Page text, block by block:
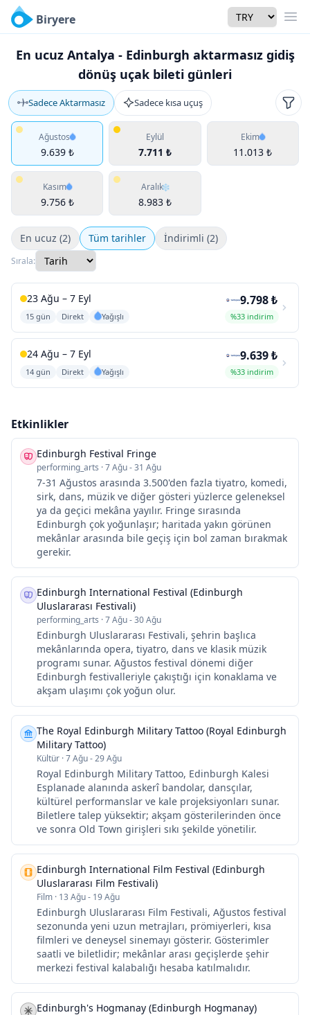
Biryere Currency
En ucuz Antalya - Edinburgh aktarmasız gidiş
dönüş uçak bileti günleri
Sadece Aktarmasız Sadece kısa uçuş
Ağustos
9.639 ₺
Eylül
7.711 ₺
Ekim
11.013 ₺
Kasım
9.756 ₺
Aralık
8.983 ₺
En ucuz (2) Tüm tarihler İndirimli (2)
Sırala:
23 Ağu – 7 Eyl
15 gün Direkt Yağışlı
9.798 ₺
%33 indirim
24 Ağu – 7 Eyl
14 gün Direkt Yağışlı
9.639 ₺
%33 indirim
Etkinlikler
Edinburgh Festival Fringe
performing_arts ·7 Ağu - 31 Ağu
7-31 Ağustos arasında 3.500'den fazla tiyatro, komedi,
sirk, dans, müzik ve diğer gösteri yüzlerce geleneksel
ya da geçici mekâna yayılır. Fringe sırasında
Edinburgh çok yoğunlaşır; haritada yakın görünen
mekânlar arasında bile geçiş için bol zaman bırakmak
gerekir.
Edinburgh International Festival (Edinburgh
Uluslararası Festivali)
performing_arts ·7 Ağu - 30 Ağu
Edinburgh Uluslararası Festivali, şehrin başlıca
mekânlarında opera, tiyatro, dans ve klasik müzik
programı sunar. Ağustos festival dönemi diğer
Edinburgh festivalleriyle çakıştığı için konaklama ve
akşam ulaşımı çok yoğun olur.
The Royal Edinburgh Military Tattoo (Royal Edinburgh
Military Tattoo)
Kültür ·7 Ağu - 29 Ağu
Royal Edinburgh Military Tattoo, Edinburgh Kalesi
Esplanade alanında askerî bandolar, dansçılar,
kültürel performanslar ve kale projeksiyonları sunar.
Biletlere talep yüksektir; akşam gösterilerinden önce
ve sonra Old Town girişleri sıkı şekilde yönetilir.
Edinburgh International Film Festival (Edinburgh
Uluslararası Film Festivali)
Film · 13 Ağu - 19 Ağu
Edinburgh Uluslararası Film Festivali, Ağustos festival
sezonunda yeni uzun metrajları, prömiyerleri, kısa
filmleri ve deneysel sinemayı gösterir. Gösterimler
saatli ve biletlidir; mekânlar arası geçişlerde şehir
merkezi festival kalabalığı hesaba katılmalıdır.
Edinburgh's Hogmanay (Edinburgh Hogmanay)